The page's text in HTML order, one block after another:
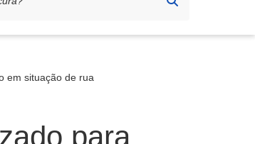
em situação de rua
para